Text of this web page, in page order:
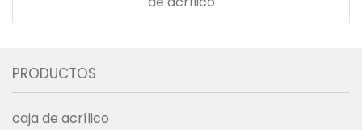
PRODUCTOS
caja de acrílico